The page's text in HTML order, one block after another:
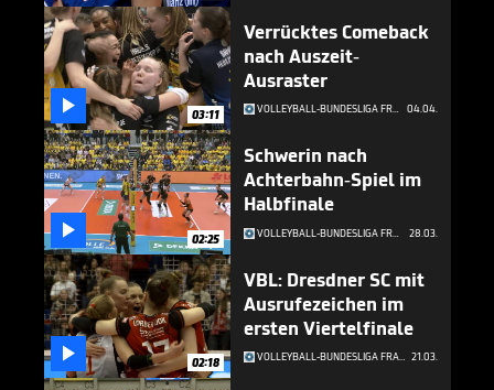
 03:11
Verrücktes Comeback
nach Auszeit-
Ausraster
VOLLEYBALL-BUNDESLIGA FRAUEN 04.04.
 02:25
Schwerin nach
Achterbahn-Spiel im
Halbfinale
VOLLEYBALL-BUNDESLIGA FRAUEN 28.03.
 02:18
VBL: Dresdner SC mit
Ausrufezeichen im
ersten Viertelfinale
VOLLEYBALL-BUNDESLIGA FRAUEN 21.03.